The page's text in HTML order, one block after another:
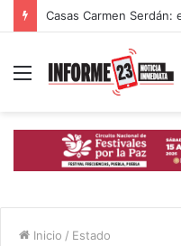
Menú
Inicio / Estado